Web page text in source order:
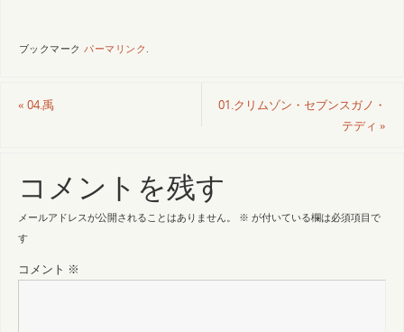
ブックマークパーマリンク .
« 04.禹
01.クリムゾン・セブンスガノ・
テディ»
コメントを残す
メールアドレスが公開されることはありません。 ※ が付いている欄は必須項目で
す
コメント ※